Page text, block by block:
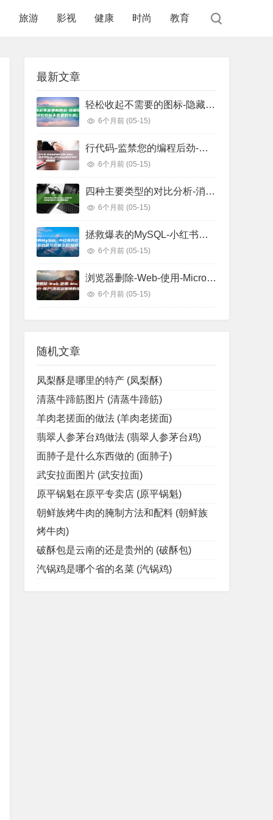
旅游 影视 健康 时尚 教育
在Students表中删
最新文章
轻松收起不需要的图标-隐藏任务栏图标 (轻松收起不需要的东西)
6个月前 (05-15)
行代码-监禁您的编程后劲-把握这些正则表白式-少写1000 (监狱代码几位数)
6个月前 (05-15)
四种主要类型的对比分析-消息队列选型指南 (四种主要类型信用证)
6个月前 (05-15)
拯救爆表的MySQL-小红书万亿级存储系统自研与迁移之路 (拯救爆戾男主)
6个月前 (05-15)
浏览器删除-Web-使用-Microsoft-账户 (浏览器删除的视频怎么找回)
6个月前 (05-15)
随机文章
凤梨酥是哪里的特产 (凤梨酥)
清蒸牛蹄筋图片 (清蒸牛蹄筋)
羊肉老搓面的做法 (羊肉老搓面)
翡翠人参茅台鸡做法 (翡翠人参茅台鸡)
面肺子是什么东西做的 (面肺子)
武安拉面图片 (武安拉面)
原平锅魁在原平专卖店 (原平锅魁)
朝鲜族烤牛肉的腌制方法和配料 (朝鲜族
烤牛肉)
破酥包是云南的还是贵州的 (破酥包)
汽锅鸡是哪个省的名菜 (汽锅鸡)